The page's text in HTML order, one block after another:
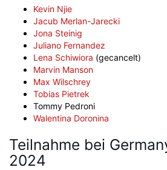
Kevin Njie
Jacub Merlan-Jarecki
Jona Steinig
Juliano Fernandez
Lena Schiwiora (gecancelt)
Marvin Manson
Max Wilschrey
Tobias Pietrek
Tommy Pedroni
Walentina Doronina
Teilnahme bei
2024